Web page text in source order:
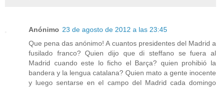
Anónimo 23 de agosto de 2012 a las 23:45
Que pena das anónimo! A cuantos presidentes del Madrid a
fusilado franco? Quien dijo que di steffano se fuera al
Madrid cuando este lo ficho el Barça? quien prohibió la
bandera y la lengua catalana? Quien mato a gente inocente
y luego sentarse en el campo del Madrid cada domingo